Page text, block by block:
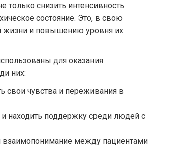
только снизить интенсивность
состояние. Это, в свою
жизни и повышению уровня их
для оказания
них:
свои чувства и переживания в
находить поддержку среди людей с
взаимопонимание между пациентами